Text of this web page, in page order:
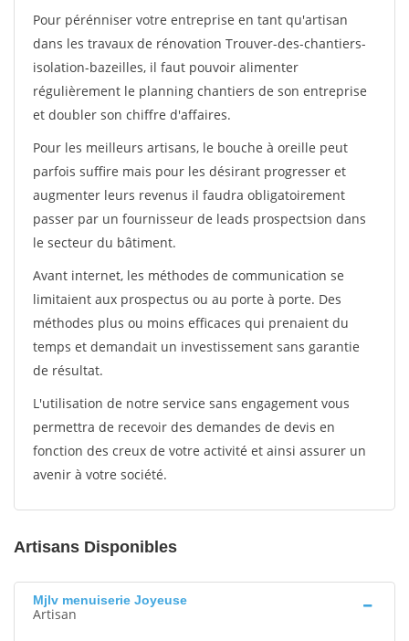
Pour pérénniser votre entreprise en tant qu'artisan
dans les travaux de rénovation Trouver-des-chantiers-
isolation-bazeilles, il faut pouvoir alimenter
régulièrement le planning chantiers de son entreprise
et doubler son chiffre d'affaires.
Pour les meilleurs artisans, le bouche à oreille peut
parfois suffire mais pour les désirant progresser et
augmenter leurs revenus il faudra obligatoirement
passer par un fournisseur de leads prospectsion dans
le secteur du bâtiment.
Avant internet, les méthodes de communication se
limitaient aux prospectus ou au porte à porte. Des
méthodes plus ou moins efficaces qui prenaient du
temps et demandait un investissement sans garantie
de résultat.
L'utilisation de notre service sans engagement vous
permettra de recevoir des demandes de devis en
fonction des creux de votre activité et ainsi assurer un
avenir à votre société.
Artisans Disponibles
Mjlv menuiserie Joyeuse
Artisan